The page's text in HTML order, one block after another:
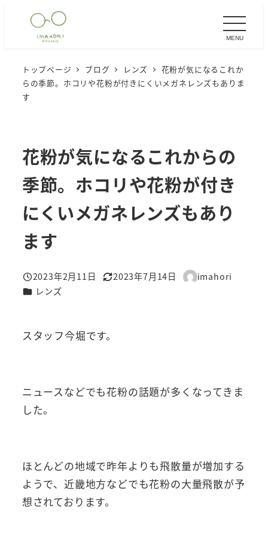
MENU
トップページ ブログ レンズ
花粉が気になるこれか
らの季節。ホコリや花粉が付きにくいメガネレンズもありま
す
花粉が気になるこれからの
季節。ホコリや花粉が付き
にくいメガネレンズもあり
ます
投稿日
2023年2月11日
更新日
2023年7月14日
著
imahori
カテゴリー
レンズ
スタッフ今堀です。
ニュースなどでも花粉の話題が多くなってきま
した。
ほとんどの地域で昨年よりも飛散量が増加する
ようで、近畿地方などでも花粉の大量飛散が予
想されております。